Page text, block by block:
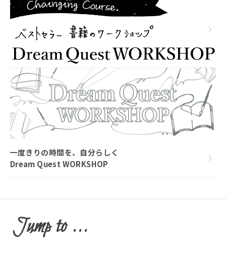
一度きりの時間を、自分らしく
Dream Quest WORKSHOP
Jump to ...